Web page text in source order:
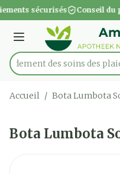
Aller au contenu
1 de 1
sécurisés Conseil du
Menu
Rechercherdes soins des
Accueil / Bota Lumbota
Bota Lumbota